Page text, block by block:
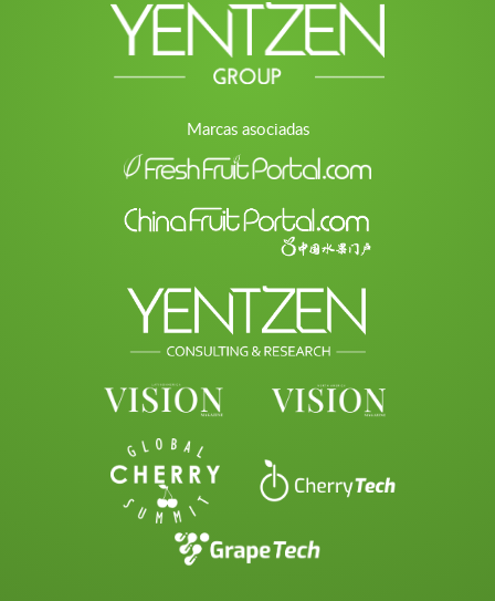
Marcas asociadas